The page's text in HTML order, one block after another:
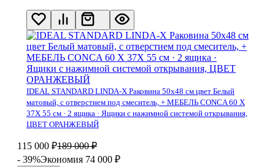
IDEAL STANDARD LINDA-X Раковина 50x48 см цвет Белый
матовый, с отверстием под смеситель, + МЕБЕЛЬ CONCA 60 X
37X 55 см · 2 ящика · Ящики с нажимной системой открывания,
ЦВЕТ ОРАНЖЕВЫЙ
115 000 ₽189 000 ₽
- 39%Экономия 74 000 ₽